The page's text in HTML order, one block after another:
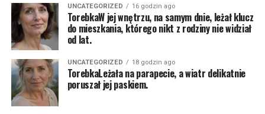
UNCATEGORIZED 16 godzin ago
TorebkaW jej wnętrzu, na samym dnie, leżał klucz
do mieszkania, którego nikt z rodziny nie widział
od lat.
UNCATEGORIZED 18 godzin ago
TorebkaLeżała na parapecie, a wiatr delikatnie
poruszał jej paskiem.